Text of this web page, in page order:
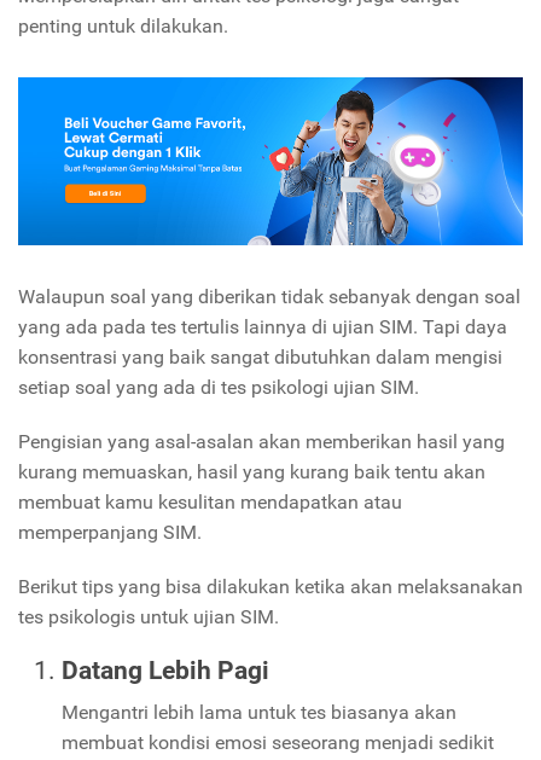
penting untuk dilakukan.
Walaupun soal yang diberikan tidak sebanyak dengan soal
yang ada pada tes tertulis lainnya di ujian SIM. Tapi daya
konsentrasi yang baik sangat dibutuhkan dalam mengisi
setiap soal yang ada di tes psikologi ujian SIM.
Pengisian yang asal-asalan akan memberikan hasil yang
kurang memuaskan, hasil yang kurang baik tentu akan
membuat kamu kesulitan mendapatkan atau
memperpanjang SIM.
Berikut tips yang bisa dilakukan ketika akan melaksanakan
tes psikologis untuk ujian SIM.
Datang Lebih Pagi
Mengantri lebih lama untuk tes biasanya akan
membuat kondisi emosi seseorang menjadi sedikit